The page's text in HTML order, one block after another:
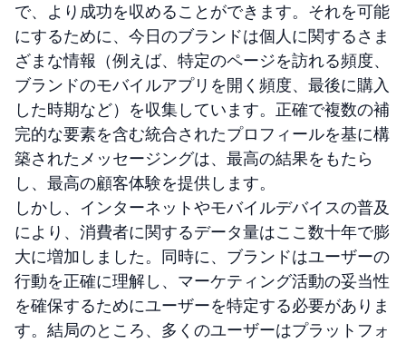
で、より成功を収めることができます。それを可能
にするために、今日のブランドは個人に関するさま
ざまな情報（例えば、特定のページを訪れる頻度、
ブランドのモバイルアプリを開く頻度、最後に購入
した時期など）を収集しています。正確で複数の補
完的な要素を含む統合されたプロフィールを基に構
築されたメッセージングは、最高の結果をもたら
し、最高の顧客体験を提供します。
しかし、インターネットやモバイルデバイスの普及
により、消費者に関するデータ量はここ数十年で膨
大に増加しました。同時に、ブランドはユーザーの
行動を正確に理解し、マーケティング活動の妥当性
を確保するためにユーザーを特定する必要がありま
す。結局のところ、多くのユーザーはプラットフォ